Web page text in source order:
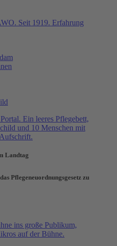
Landtag
Pflegeneuordnungsgesetz zu